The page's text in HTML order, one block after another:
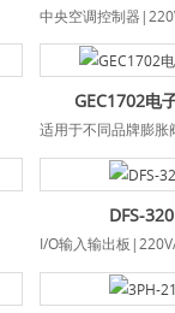
中央空调控制器
GEC1702电
适用于不同品牌膨胀
DFS-
I/O输入输出板